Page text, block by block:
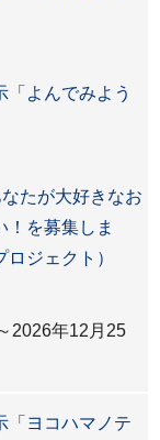
「よんでみよう
たが大好きなお
！を募集しま
ジェクト）
2026年12月25
「ヨコハマノテ